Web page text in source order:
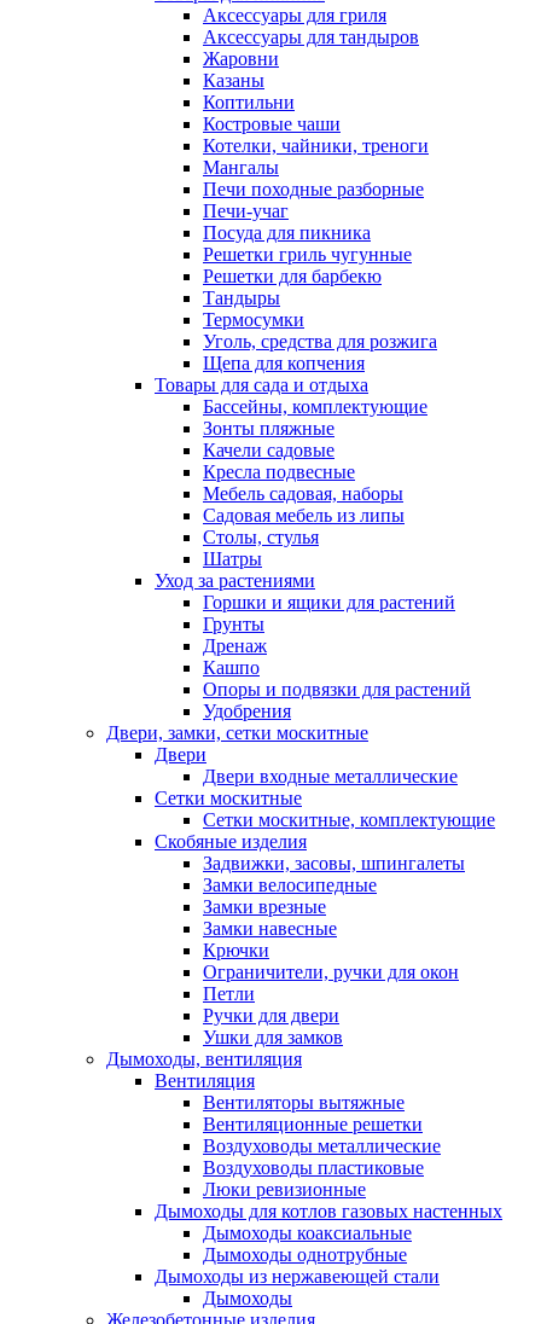
Аксессуары для гриля
Аксессуары для тандыров
Жаровни
Казаны
Коптильни
Костровые чаши
Котелки, чайники, треноги
Мангалы
Печи походные разборные
Печи-учаг
Посуда для пикника
Решетки гриль чугунные
Решетки для барбекю
Тандыры
Термосумки
Уголь, средства для розжига
Щепа для копчения
Товары для сада и отдыха
Бассейны, комплектующие
Зонты пляжные
Качели садовые
Кресла подвесные
Мебель садовая, наборы
Садовая мебель из липы
Столы, стулья
Шатры
Уход за растениями
Горшки и ящики для растений
Грунты
Дренаж
Кашпо
Опоры и подвязки для растений
Удобрения
Двери, замки, сетки москитные
Двери
Двери входные металлические
Сетки москитные
Сетки москитные, комплектующие
Скобяные изделия
Задвижки, засовы, шпингалеты
Замки велосипедные
Замки врезные
Замки навесные
Крючки
Ограничители, ручки для окон
Петли
Ручки для двери
Ушки для замков
Дымоходы, вентиляция
Вентиляция
Вентиляторы вытяжные
Вентиляционные решетки
Воздуховоды металлические
Воздуховоды пластиковые
Люки ревизионные
Дымоходы для котлов газовых настенных
Дымоходы коаксиальные
Дымоходы однотрубные
Дымоходы из нержавеющей стали
Дымоходы
Железобетонные изделия